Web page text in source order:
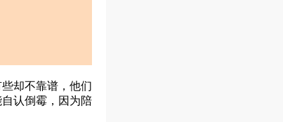
却不靠谱，他们
认倒霉，因为陪